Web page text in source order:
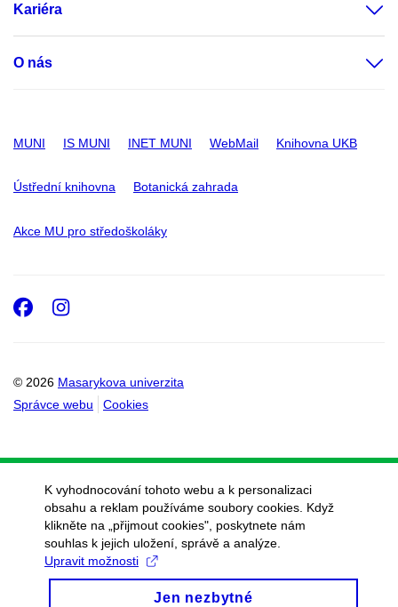
Kariéra
O nás
MUNI IS MUNI INET MUNI WebMail Knihovna UKB
Ústřední knihovna Botanická zahrada
Akce MU pro středoškoláky
© 2026 Masarykova univerzita
Správce webu
Cookies
Facebook
Instagram
K vyhodnocování tohoto webu a k personalizaci
obsahu a reklam používáme soubory cookies. Když
klikněte na „přijmout cookies", poskytnete nám
souhlas k jejich uložení, správě a analýze.
Upravit možnosti
Jen nezbytné